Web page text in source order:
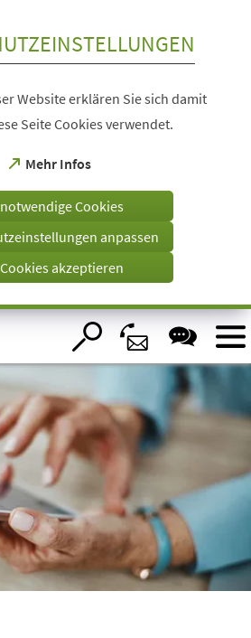
Website erklären Sie sich damit
Seite Cookies verwendet.
Mehr Infos
(Öffnet
einem
Tab)
Cookies
anpassen
akzeptieren